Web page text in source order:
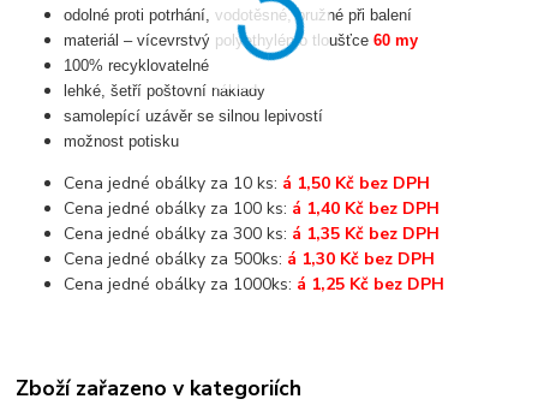
odolné proti potrhání, vodotěsné, pružné při balení
materiál – vícevrstvý polyethylén o tloušťce60 my
100% recyklovatelné
lehké, šetří poštovní náklady
samolepící uzávěr se silnou lepivostí
možnost potisku
Cena jedné obálky za 10 ks: á 1,50 Kč bez DPH
Cena jedné obálky za 100 ks: á 1,40 Kč bez DPH
Cena jedné obálky za 300 ks: á 1,35 Kč bez DPH
Cena jedné obálky za 500ks: á 1,30 Kč bez DPH
Cena jedné obálky za 1000ks: á 1,25 Kč bez DPH
Zboží zařazeno v kategoriích